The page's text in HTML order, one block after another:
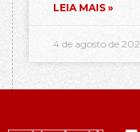
LEIA MAIS »
4 de agosto de